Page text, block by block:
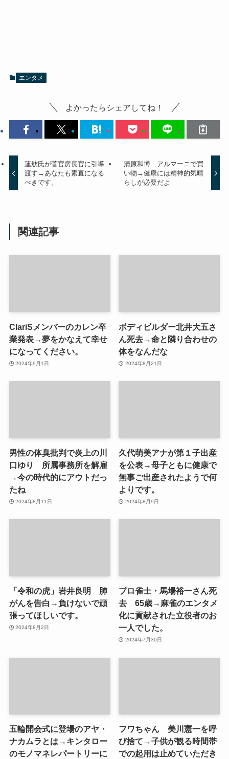
エンタメ
よかったらシェアしてね！
蓮舫氏が菅官房長官に引導
渡す→あなたも素直になる
べきです。
清原和博 アルマーニで買
い物→健康には精神的気晴
らしが必要だよ
関連記事
ClariSメンバーのカレン卒
業発表→夢をかなえて幸せ
になってください。
2024年9月1日
ボディビルダー北井大五さ
ん死去→命と隣り合わせの
体をなんだな
2024年8月21日
男性の体臭批判で炎上の川
口ゆり 所属事務所を解雇
→今の時代的にアウトだっ
たね
2024年8月11日
久代萌美アナが第１子出産
を公表→母子ともに健康で
無事ご出産されたようで何
よりです。
2024年8月9日
「令和の虎」岩井良明 肺
がんを告白→負けないで頑
張ってほしいです。
2024年8月2日
プロ雀士・馬場裕一さん死
去 65歳→麻雀のエンタメ
化に貢献された立役者のお
一人でした。
2024年7月30日
五輪開会式に登場のアヤ・
ナカムラとは→キンタロー
のモノマネレパートリーに
フワちゃん 美川憲一を呼
び捨て→子供が観る時間帯
での起用は止めていただき